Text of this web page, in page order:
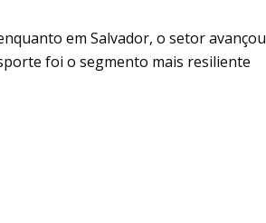
em Salvador, o setor avançou
foi o segmento mais resiliente